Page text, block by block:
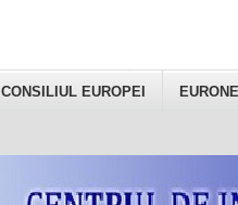
CONSILIUL EUROPEI